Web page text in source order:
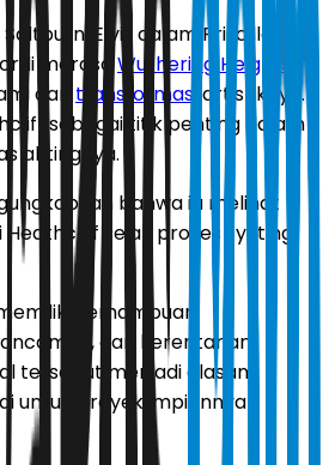
Elvis dalam Priscilla,
merasaWuthering Heights
dari transformasi artistiknya.
sebagai titik penting dalam
aktingnya.
bahwa ia melihat
sejak proses syuting
kemampuan
dan kerentanan
tersebut menjadi alasan
untuk proyek impiannya